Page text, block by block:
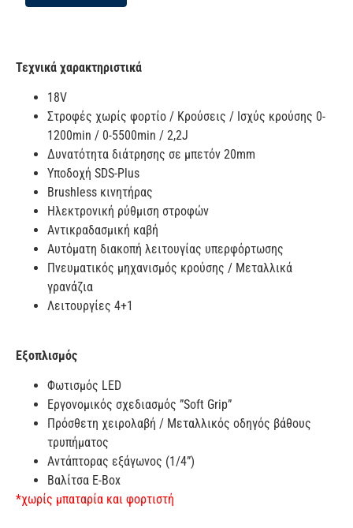
Τεχνικά χαρακτηριστικά
18V
Στροφές χωρίς φορτίο / Κρούσεις / Ισχύς κρούσης 0-
1200min / 0-5500min / 2,2J
Δυνατότητα διάτρησης σε μπετόν 20mm
Υποδοχή SDS-Plus
Brushless κινητήρας
Ηλεκτρονική ρύθμιση στροφών
Αντικραδασμική καβή
Αυτόματη διακοπή λειτουγίας υπερφόρτωσης
Πνευματικός μηχανισμός κρούσης / Μεταλλικά
γρανάζια
Λειτουργίες 4+1
Eξοπλισμός
Φωτισμός LED
Εργονομικός σχεδιασμός ”Soft Grip”
Πρόσθετη χειρολαβή / Μεταλλικός οδηγός βάθους
τρυπήματος
Αντάπτορας εξάγωνος (1/4”)
Βαλίτσα E-Box
*χωρίς μπαταρία και φορτιστή